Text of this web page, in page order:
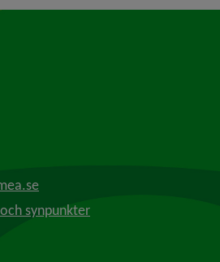
till annan webbplats, öppnas i nytt
synpunkter